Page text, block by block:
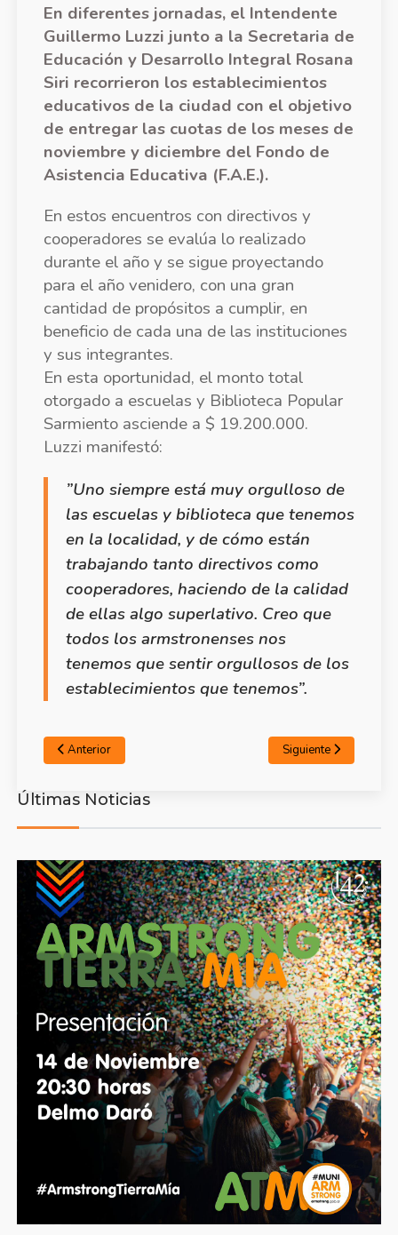
En diferentes jornadas, el Intendente
Guillermo Luzzi junto a la Secretaria de
Educación y Desarrollo Integral Rosana
Siri recorrieron los establecimientos
educativos de la ciudad con el objetivo
de entregar las cuotas de los meses de
noviembre y diciembre del Fondo de
Asistencia Educativa (F.A.E.).
En estos encuentros con directivos y
cooperadores se evalúa lo realizado
durante el año y se sigue proyectando
para el año venidero, con una gran
cantidad de propósitos a cumplir, en
beneficio de cada una de las instituciones
y sus integrantes.
En esta oportunidad, el monto total
otorgado a escuelas y Biblioteca Popular
Sarmiento asciende a $ 19.200.000.
Luzzi manifestó:
”Uno siempre está muy orgulloso de
las escuelas y biblioteca que tenemos
en la localidad, y de cómo están
trabajando tanto directivos como
cooperadores, haciendo de la calidad
de ellas algo superlativo. Creo que
todos los armstronenses nos
tenemos que sentir orgullosos de los
establecimientos que tenemos”.
Anterior Siguiente
Últimas Noticias